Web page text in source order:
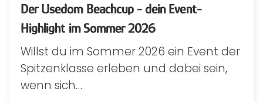
Der Usedom Beachcup - dein Event-
Highlight im Sommer 2026
Willst du im Sommer 2026 ein Event der
Spitzenklasse erleben und dabei sein,
wenn sich…